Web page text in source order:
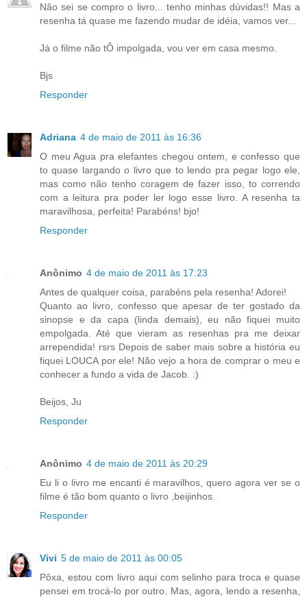
Não sei se compro o livro... tenho minhas dúvidas!! Mas a
resenha tá quase me fazendo mudar de idéia, vamos ver...
Já o filme não tÔ impolgada, vou ver em casa mesmo.
Bjs
Responder
Adriana 4 de maio de 2011 às 16:36
O meu Agua pra elefantes chegou ontem, e confesso que
to quase largando o livro que to lendo pra pegar logo ele,
mas como não tenho coragem de fazer isso, to correndo
com a leitura pra poder ler logo esse livro. A resenha ta
maravilhosa, perfeita! Parabéns! bjo!
Responder
Anônimo 4 de maio de 2011 às 17:23
Antes de qualquer coisa, parabéns pela resenha! Adorei!
Quanto ao livro, confesso que apesar de ter gostado da
sinopse e da capa (linda demais), eu não fiquei muito
empolgada. Até que vieram as resenhas pra me deixar
arrependida! rsrs Depois de saber mais sobre a história eu
fiquei LOUCA por ele! Não vejo a hora de comprar o meu e
conhecer a fundo a vida de Jacob. :)
Beijos, Ju
Responder
Anônimo 4 de maio de 2011 às 20:29
Eu li o livro me encanti é maravilhos, quero agora ver se o
filme é tão bom quanto o livro ,beijinhos.
Responder
Vivi 5 de maio de 2011 às 00:05
Pôxa, estou com livro aqui com selinho para troca e quase
pensei em trocá-lo por outro. Mas, agora, lendo a resenha,